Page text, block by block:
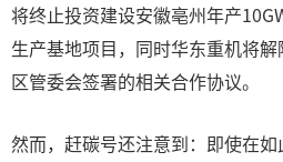
将终止投资建设安徽亳州年产
生产基地项目，同时华东重机将
区管委会签署的相关合作协议。
然而，赶碳号还注意到：即使在